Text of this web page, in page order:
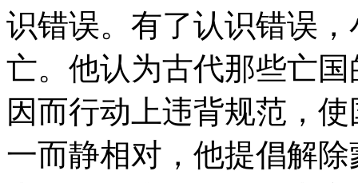
识错误。有了认识错误
亡。他认为古代那些亡
因而行动上违背规范，
一而静相对，他提倡解